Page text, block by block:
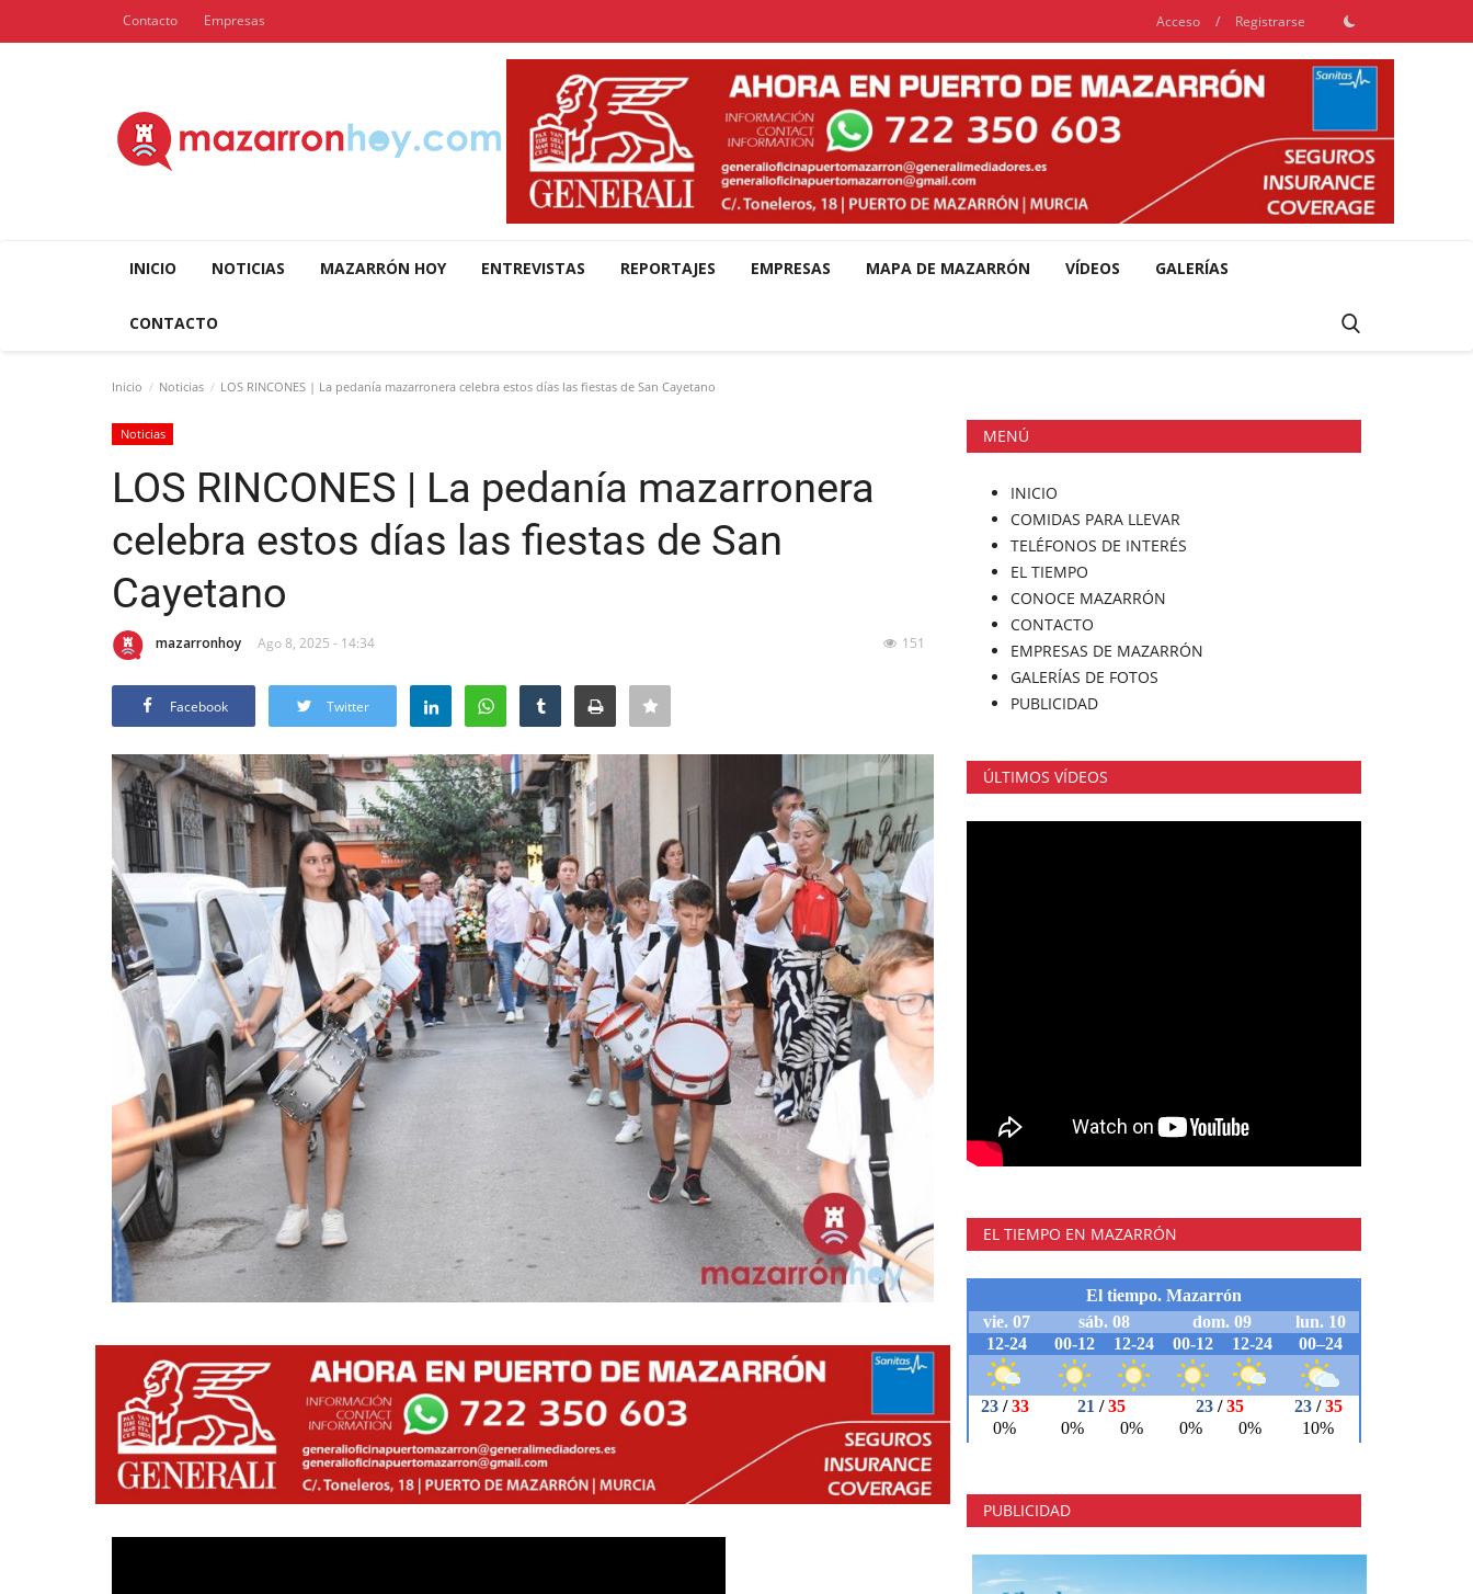
Contacto Empresas Acceso / Registrarse
INICIO NOTICIAS MAZARRÓN HOY ENTREVISTAS REPORTAJES EMPRESAS MAPA DE MAZARRÓN VÍDEOS GALERÍAS
CONTACTO
Inicio Noticias LOS RINCONES | La pedanía mazarronera celebra estos días las fiestas de San Cayetano
Noticias
LOS RINCONES | La pedanía mazarronera
celebra estos días las fiestas de San
Cayetano
mazarronhoy Ago 8, 2025 - 14:34 151
Facebook Twitter
MENÚ
INICIO
COMIDAS PARA LLEVAR
TELÉFONOS DE INTERÉS
EL TIEMPO
CONOCE MAZARRÓN
CONTACTO
EMPRESAS DE MAZARRÓN
GALERÍAS DE FOTOS
PUBLICIDAD
ÚLTIMOS VÍDEOS
EL TIEMPO EN MAZARRÓN
PUBLICIDAD